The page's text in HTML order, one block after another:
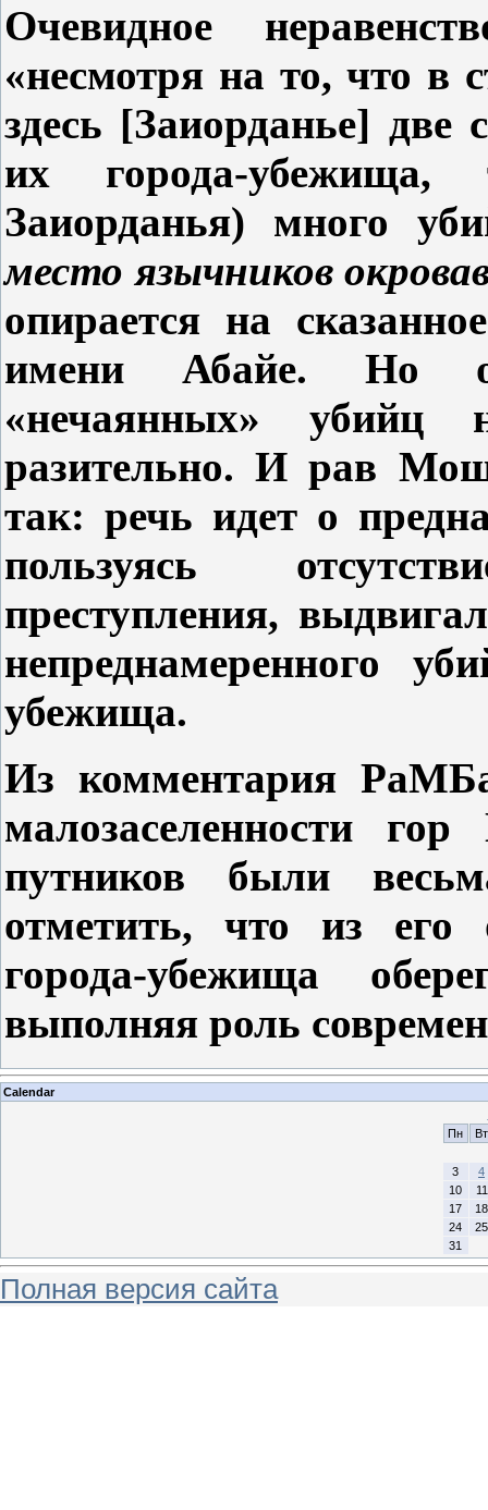
Очевидное
«несмотря на то, что в
здесь [Заиорданье]
их города-
Заиорданья) много
место язычников
опирается на
имени Абайе. Но
«нечаянных» убийц
разительно. И рав
так: речь идет о
пользуясь
преступления,
непреднамеренного
убежища.
Из комментария
малозаселенности
путников были
отметить, что из его
города-убежища
выполняя роль
Calendar
Пн
Вт
3
4
10
11
17
18
24
25
31
Полная версия сайта